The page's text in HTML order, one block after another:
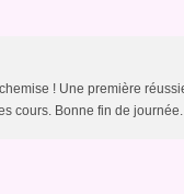
! Une première
cours. Bonne fin de